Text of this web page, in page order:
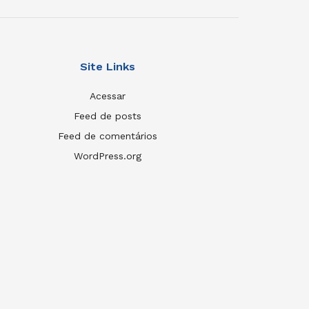
Site Links
Acessar
Feed de posts
Feed de comentários
WordPress.org